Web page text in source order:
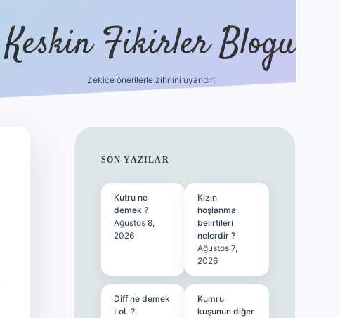
Keskin Fikirler Blogu
Zekice önerilerle zihnini uyandır!
SIDEBAR
SON YAZILAR
Kutru ne
demek ?
Ağustos 8,
2026
Kızın
hoşlanma
belirtileri
nelerdir ?
Ağustos 7,
2026
Diff ne demek
LoL ?
Kumru
kuşunun diğer